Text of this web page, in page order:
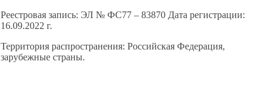
Реестровая запись: ЭЛ № ФС77 – 83870 Дата регистрации:
16.09.2022 г.
Территория распространения: Российская Федерация,
зарубежные страны.